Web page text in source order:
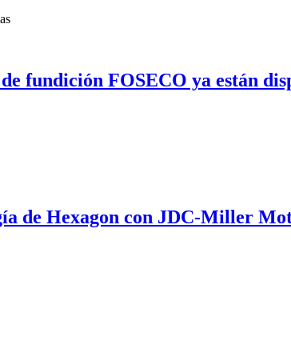
fundición FOSECO ya están
de Hexagon con JDC-Miller